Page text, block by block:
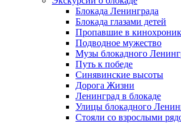
Блокада Ленинграда
Блокада глазами детей
Пропавшие в
Подводное мужество
Музы блокадного
Путь к победе
Синявинские высоты
Дорога Жизни
Ленинград в блокаде
Улицы блокадного
Стояли со взрослыми